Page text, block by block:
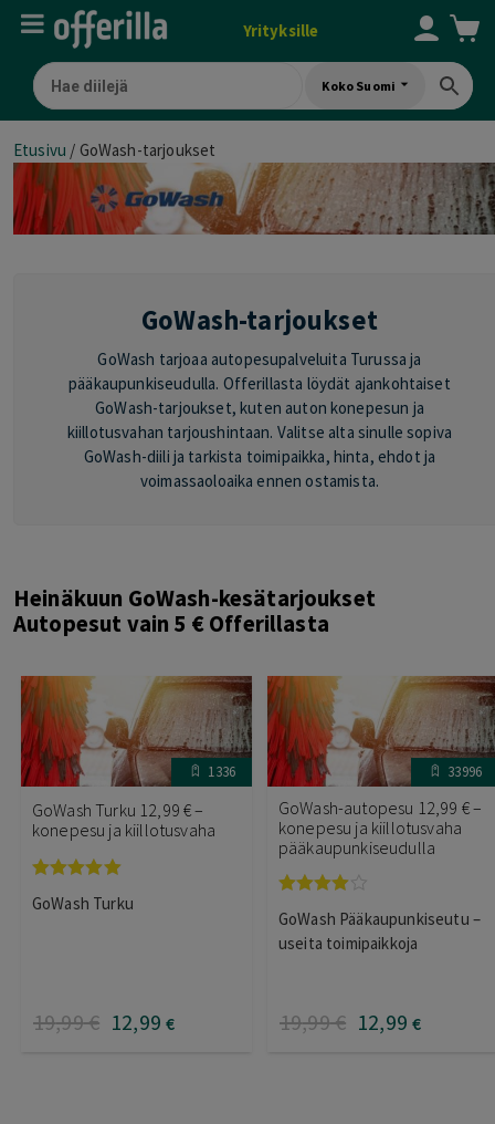
Yrityksille
Koko Suomi
Etusivu / GoWash-tarjoukset
GoWash-tarjoukset
GoWash tarjoaa autopesupalveluita Turussa ja
pääkaupunkiseudulla. Offerillasta löydät ajankohtaiset
GoWash-tarjoukset, kuten auton konepesun ja
kiillotusvahan tarjoushintaan. Valitse alta sinulle sopiva
GoWash-diili ja tarkista toimipaikka, hinta, ehdot ja
voimassaoloaika ennen ostamista.
Heinäkuun GoWash-kesätarjoukset
Autopesut vain 5 € Offerillasta
1336
GoWash Turku 12,99 € –
konepesu ja kiillotusvaha
tuotteesta:
GoWash Turku
19,99€ 12,99 €
33996
GoWash-autopesu 12,99 € –
konepesu ja kiillotusvaha
pääkaupunkiseudulla
tuotteesta:
3.95/ 5
GoWash Pääkaupunkiseutu –
useita toimipaikkoja
19,99€ 12,99 €